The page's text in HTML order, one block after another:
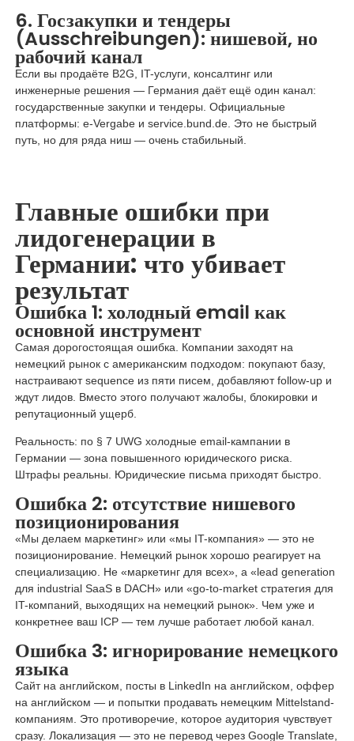
6. Госзакупки и тендеры
(Ausschreibungen): нишевой, но
рабочий канал
Если вы продаёте B2G, IT-услуги, консалтинг или
инженерные решения — Германия даёт ещё один канал:
государственные закупки и тендеры. Официальные
платформы: e-Vergabe и service.bund.de. Это не быстрый
путь, но для ряда ниш — очень стабильный.
Главные ошибки при
лидогенерации в
Германии: что убивает
результат
Ошибка 1: холодный email как
основной инструмент
Самая дорогостоящая ошибка. Компании заходят на
немецкий рынок с американским подходом: покупают базу,
настраивают sequence из пяти писем, добавляют follow-up и
ждут лидов. Вместо этого получают жалобы, блокировки и
репутационный ущерб.
Реальность: по § 7 UWG холодные email-кампании в
Германии — зона повышенного юридического риска.
Штрафы реальны. Юридические письма приходят быстро.
Ошибка 2: отсутствие нишевого
позиционирования
«Мы делаем маркетинг» или «мы IT-компания» — это не
позиционирование. Немецкий рынок хорошо реагирует на
специализацию. Не «маркетинг для всех», а «lead generation
для industrial SaaS в DACH» или «go-to-market стратегия для
IT-компаний, выходящих на немецкий рынок». Чем уже и
конкретнее ваш ICP — тем лучше работает любой канал.
Ошибка 3: игнорирование немецкого
языка
Сайт на английском, посты в LinkedIn на английском, оффер
на английском — и попытки продавать немецким Mittelstand-
компаниям. Это противоречие, которое аудитория чувствует
сразу. Локализация — это не перевод через Google Translate,